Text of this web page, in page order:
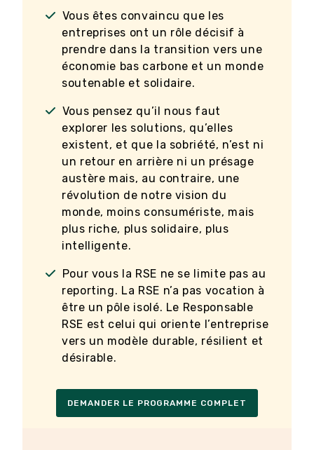
Vous êtes convaincu que les
entreprises ont un rôle décisif à
prendre dans la transition vers une
économie bas carbone et un monde
soutenable et solidaire.
Vous pensez qu’il nous faut
explorer les solutions, qu’elles
existent, et que la sobriété, n’est ni
un retour en arrière ni un présage
austère mais, au contraire, une
révolution de notre vision du
monde, moins consumériste, mais
plus riche, plus solidaire, plus
intelligente.
Pour vous la RSE ne se limite pas au
reporting. La RSE n’a pas vocation à
être un pôle isolé. Le Responsable
RSE est celui qui oriente l’entreprise
vers un modèle durable, résilient et
désirable.
DEMANDER LE PROGRAMME COMPLET